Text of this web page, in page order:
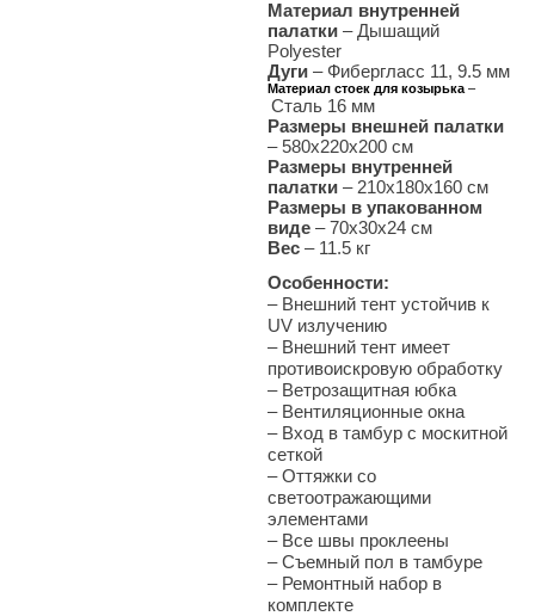
Материал внутренней
палатки – Дышащий
Polyester
Дуги – Фибергласс 11, 9.5 мм
Материал стоек для козырька –
Сталь 16 мм
Размеры внешней палатки
–580х220х200 см
Размеры внутренней
палатки – 210х180х160 см
Размеры в упакованном
виде – 70x30x24 см
Вес – 11.5 кг
Особенности:
– Внешний тент устойчив к
UV излучению
– Внешний тент имеет
противоискровую обработку
– Ветрозащитная юбка
– Вентиляционные окна
– Вход в тамбур с москитной
сеткой
– Оттяжки со
светоотражающими
элементами
– Все швы проклеены
– Съемный пол в тамбуре
– Ремонтный набор в
комплекте